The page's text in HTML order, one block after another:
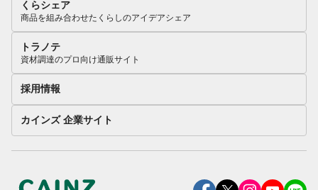
くらシェア
商品を組み合わせたくらしのアイデアシェア
トラノテ
資材調達のプロ向け通販サイト
採用情報
カインズ 企業サイト